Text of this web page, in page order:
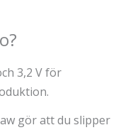
3,2 V för
gör att du slipper